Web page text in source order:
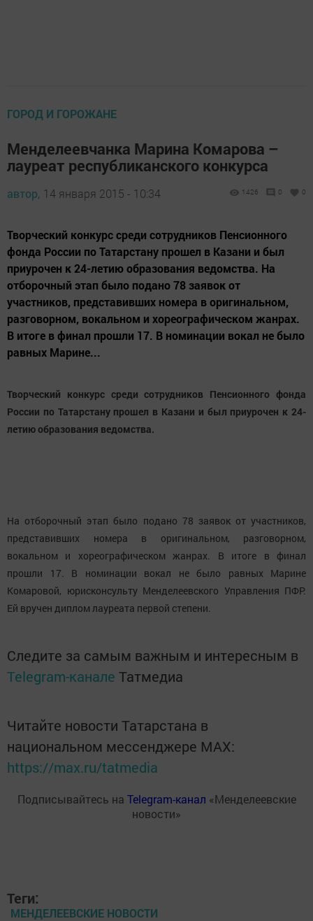
ГОРОД И ГОРОЖАНЕ
Менделеевчанка Марина Комарова –
лауреат республиканского конкурса
автор, 14 января 2015 - 10:34 1426 0 0
Творческий конкурс среди сотрудников Пенсионного
фонда России по Татарстану прошел в Казани и был
приурочен к 24-летию образования ведомства. На
отборочный этап было подано 78 заявок от
участников, представивших номера в оригинальном,
разговорном, вокальном и хореографическом жанрах.
В итоге в финал прошли 17. В номинации вокал не было
равных Марине...
Творческий конкурс среди сотрудников Пенсионного фонда
России по Татарстану прошел в Казани и был приурочен к 24-
летию образования ведомства.
На отборочный этап было подано 78 заявок от участников,
представивших номера в оригинальном, разговорном,
вокальном и хореографическом жанрах. В итоге в финал
прошли 17. В номинации вокал не было равных Марине
Комаровой, юрисконсульту Менделеевского Управления ПФР.
Ей вручен диплом лауреата первой степени.
Следите за самым важным и интересным в
Telegram-канале Татмедиа
Читайте новости Татарстана в
национальном мессенджере MАХ:
https://max.ru/tatmedia
Подписывайтесь на Telegram-канал «Менделеевские
новости»
Теги:
МЕНДЕЛЕЕВСКИЕ НОВОСТИ